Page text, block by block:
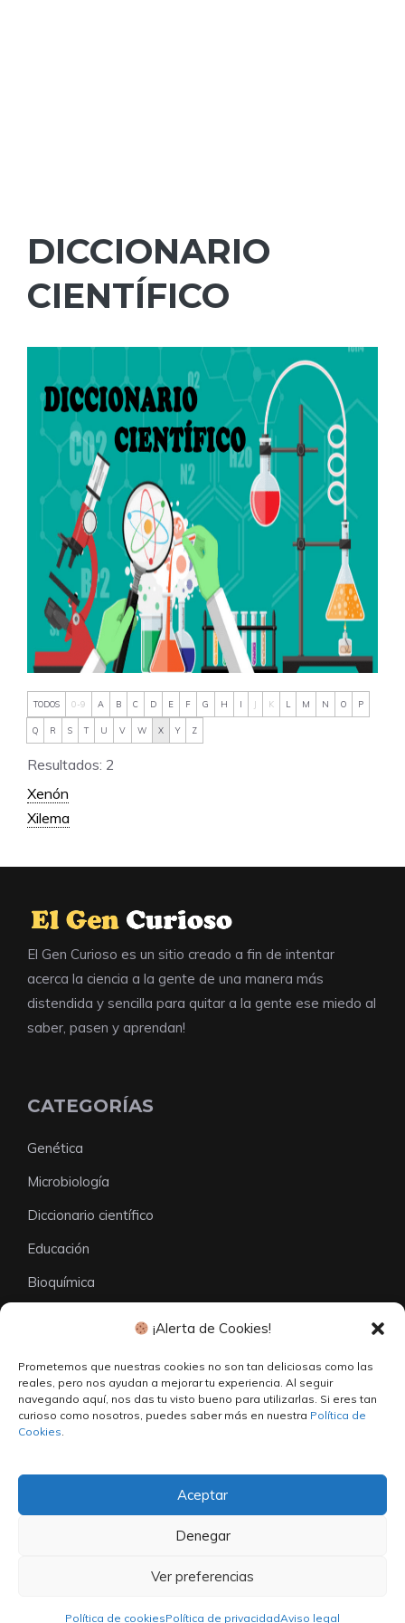
¡Alerta de Cookies!
Prometemos que nuestras cookies no son tan deliciosas como las
reales, pero nos ayudan a mejorar tu experiencia. Al seguir
navegando aquí, nos das tu visto bueno para utilizarlas. Si eres tan
curioso como nosotros, puedes saber más en nuestra Política de
Cookies.
Aceptar
Denegar
Ver preferencias
Política de cookiesPolítica de privacidadAviso legal
DICCIONARIO
CIENTÍFICO
TODOS 0-9 A B C D E F G H I J K L M N O P
Q R S T U V W X Y Z
Resultados: 2
Xenón
Xilema
El Gen Curioso es un sitio creado a fin de intentar
acerca la ciencia a la gente de una manera más
distendida y sencilla para quitar a la gente ese miedo al
saber, pasen y aprendan!
CATEGORÍAS
Genética
Microbiología
Diccionario científico
Educación
Bioquímica
SÍGUENOS
El Gen Curioso © • Todos los derechos reservados - 2026
Politica De Privacidad